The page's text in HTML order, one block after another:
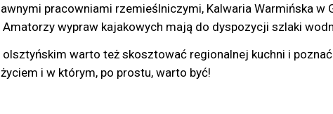
pracowniami rzemieślniczymi, Kalwaria Warmińska
wypraw kajakowych mają do dyspozycji szlaki
warto też skosztować regionalnej kuchni i
i w którym, po prostu, warto być!